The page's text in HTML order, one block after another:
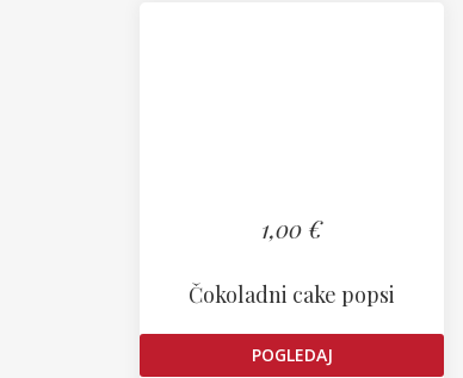
1,00 €
Čokoladni cake popsi
POGLEDAJ